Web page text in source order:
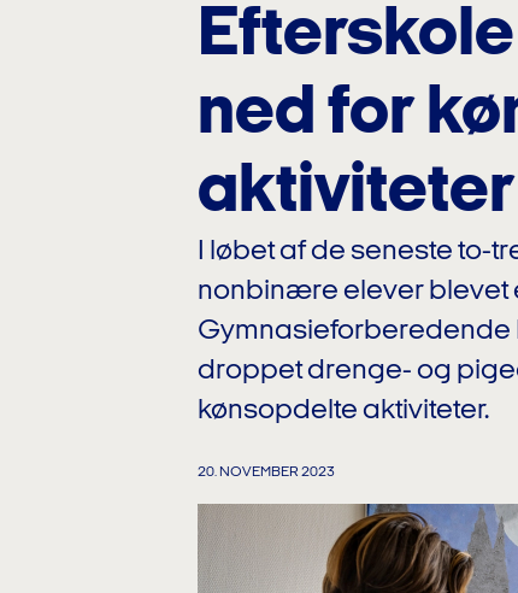
ned for
aktiviteter
I løbet af de seneste to-
nonbinære elever blevet
Gymnasieforberedende
droppet drenge- og
kønsopdelte aktiviteter.
20. NOVEMBER 2023